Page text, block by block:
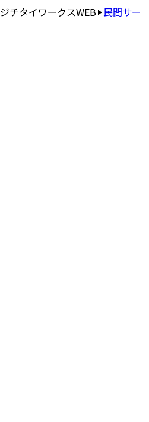
ジチタイワークスWEB 民間サー